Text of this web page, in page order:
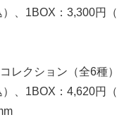
、1BOX：3,300円（
レクション（全6種）
、1BOX：4,620円（